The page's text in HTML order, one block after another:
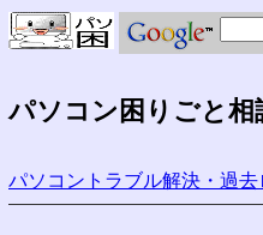
パソコン困りごと相
パソコントラブル解決・過去